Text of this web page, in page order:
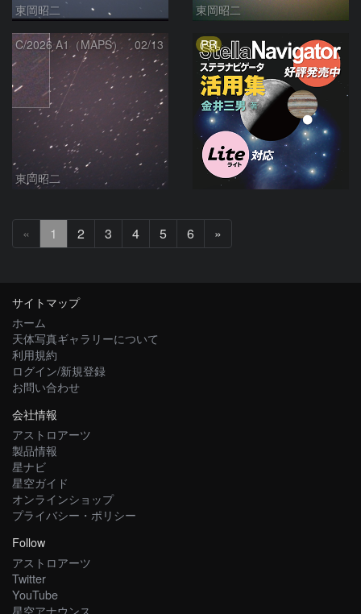
東岡昭二 東岡昭二
C/2026 A1（MAPS） 02/13
東岡昭二
PR
« 1 2 3 4 5 6 »
へ
サイトマップ
ホーム
天体写真ギャラリーについて
利用規約
ログイン/新規登録
お問い合わせ
会社情報
アストロアーツ
製品情報
星ナビ
星空ガイド
オンラインショップ
プライバシー・ポリシー
Follow
アストロアーツ
Twitter
YouTube
星空アナウンス